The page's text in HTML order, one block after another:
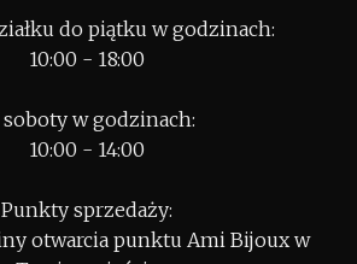
do piątku w godzinach:
10:00 - 18:00
soboty w godzinach:
10:00 - 14:00
Punkty sprzedaży:
otwarcia punktu Ami Bijoux w